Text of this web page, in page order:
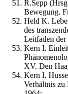
R.Sepp
Bewegung.
Held K.
des
Leitfaden
Kern I.
XV. Den
Kern I.
Verhältnis zu